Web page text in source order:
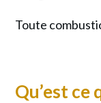
Toute
Qu’est ce